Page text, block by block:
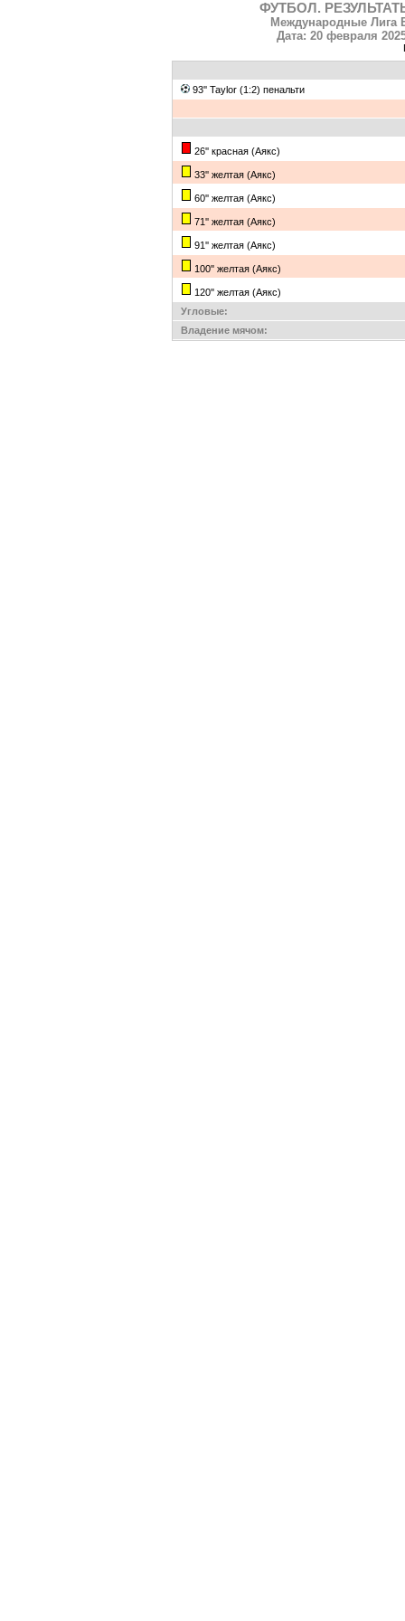
ФУТБОЛ.
Международные Лига
Дата: 20 февраля
93'' Taylor (1:2) пенальти
26'' красная (Аякс)
33'' желтая (Аякс)
60'' желтая (Аякс)
71'' желтая (Аякс)
91'' желтая (Аякс)
100'' желтая (Аякс)
120'' желтая (Аякс)
Угловые:
Владение мячом: